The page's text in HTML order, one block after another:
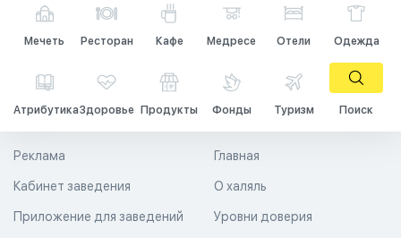
Мечеть Ресторан Кафе Медресе Отели Одежда
АтрибутикаЗдоровье Продукты Фонды Туризм Поиск
Главная
О халяль
Уровни доверия
Реклама
Кабинет заведения
Приложение для заведений